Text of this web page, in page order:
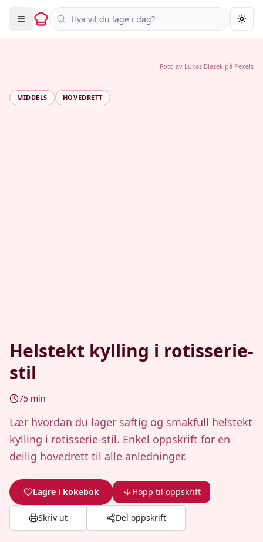
Søk i oppskrifter
MIDDELS HOVEDRETT
Helstekt kylling i rotisserie-
stil
75 min
Lær hvordan du lager saftig og smakfull helstekt
kylling i rotisserie-stil. Enkel oppskrift for en
deilig hovedrett til alle anledninger.
Lagre i kokebok Hopp til oppskrift
Skriv ut Del oppskrift
Foto av Lukas Blazek på Pexels